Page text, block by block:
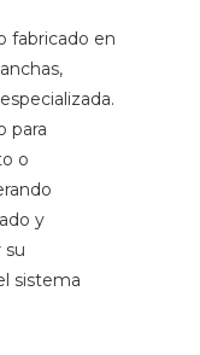
fabricado en
para
o
y
su
sistema